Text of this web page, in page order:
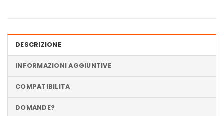
DESCRIZIONE
INFORMAZIONI AGGIUNTIVE
COMPATIBILITA
DOMANDE?